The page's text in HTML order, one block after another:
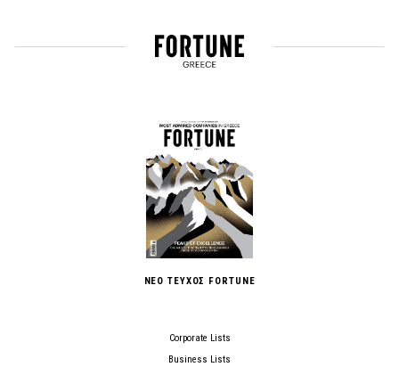
ΝΕΟ ΤΕΥΧΟΣ FORTUNE
Corporate Lists
Business Lists